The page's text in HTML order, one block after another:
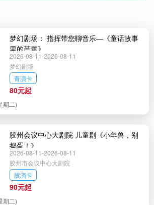
梦幻剧场： 指挥带您聊音乐—《童话故事
里的芭蕾》
2026-08-11-2026-08-11
梦幻剧场
青演卡
80元起
期二)
胶州会议中心大剧院 儿童剧《小年兽，别
捣蛋！》
2026-08-11-2026-08-11
胶州市会议中心大剧院
胶演卡
90元起
期二)